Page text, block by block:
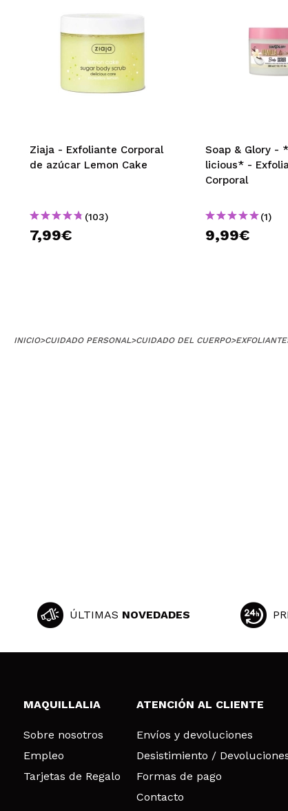
Ziaja - Exfoliante Corporal
de azúcar Lemon Cake
(103)
7,99€
Soap & Glory -
licious* -
Corporal
(1)
9,99€
INICIO>CUIDADO PERSONAL>CUIDADO DEL CUERPO>
ÚLTIMAS NOVEDADES
MAQUILLALIA
Sobre nosotros
Empleo
Tarjetas de Regalo
ATENCIÓN AL CLIENTE
Envíos y devoluciones
Desistimiento /
Formas de pago
Contacto